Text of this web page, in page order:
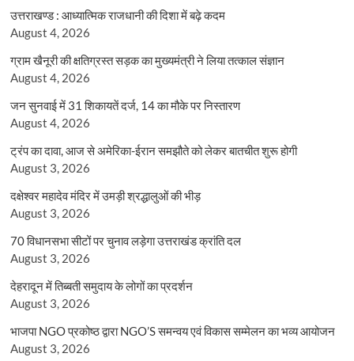
उत्तराखण्ड : आध्यात्मिक राजधानी की दिशा में बढ़े कदम
August 4, 2026
ग्राम खैनूरी की क्षतिग्रस्त सड़क का मुख्यमंत्री ने लिया तत्काल संज्ञान
August 4, 2026
जन सुनवाई में 31 शिकायतें दर्ज, 14 का मौके पर निस्तारण
August 4, 2026
ट्रंप का दावा, आज से अमेरिका-ईरान समझौते को लेकर बातचीत शुरू होगी
August 3, 2026
दक्षेश्वर महादेव मंदिर में उमड़ी श्रद्धालुओं की भीड़
August 3, 2026
70 विधानसभा सीटों पर चुनाव लड़ेगा उत्तराखंड क्रांति दल
August 3, 2026
देहरादून में तिब्बती समुदाय के लोगों का प्रदर्शन
August 3, 2026
भाजपा NGO प्रकोष्ठ द्वारा NGO’S समन्वय एवं विकास सम्मेलन का भव्य आयोजन
August 3, 2026